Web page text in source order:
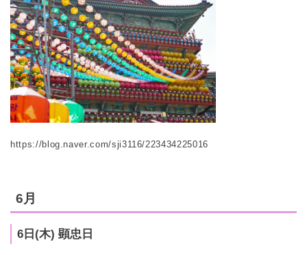
https://blog.naver.com/sji3116/223434225016
6月
6日(木) 顕忠日